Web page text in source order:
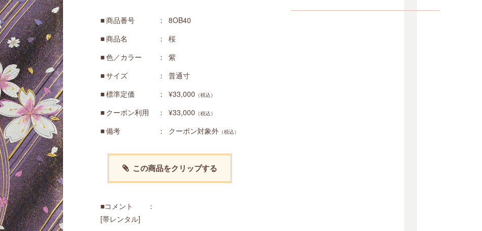
商品番号
8OB40
商品名
桜
色／カラー
紫
サイズ
普通寸
標準定価
¥33,000 （税込）
クーポン利用 ¥33,000 （税込）
備考 クーポン対象外（税込）
この商品をクリップする
■コメント ：
[帯レンタル]